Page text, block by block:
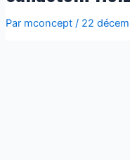
Par mconcept / 22